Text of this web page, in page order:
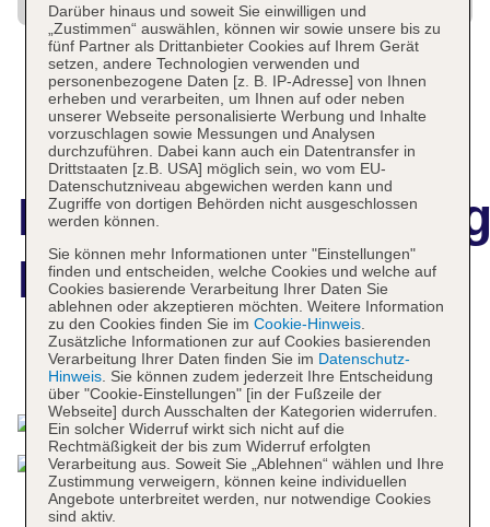
Hotel Tghat
Das bietet Ihre Unterkunft
Darüber hinaus und soweit Sie einwilligen und
„Zustimmen“ auswählen, können wir sowie unsere bis zu
fünf Partner als Drittanbieter Cookies auf Ihrem Gerät
setzen, andere Technologien verwenden und
personenbezogene Daten [z. B. IP-Adresse] von Ihnen
erheben und verarbeiten, um Ihnen auf oder neben
unserer Webseite personalisierte Werbung und Inhalte
vorzuschlagen sowie Messungen und Analysen
durchzuführen. Dabei kann auch ein Datentransfer in
Drittstaaten [z.B. USA] möglich sein, wo vom EU-
Datenschutzniveau abgewichen werden kann und
Zugriffe von dortigen Behörden nicht ausgeschlossen
werden können.
Sie können mehr Informationen unter "Einstellungen"
finden und entscheiden, welche Cookies und welche auf
Cookies basierende Verarbeitung Ihrer Daten Sie
ablehnen oder akzeptieren möchten. Weitere Information
zu den Cookies finden Sie im Cookie-Hinweis.
Zusätzliche Informationen zur auf Cookies basierenden
Verarbeitung Ihrer Daten finden Sie im Datenschutz-
Hinweis. Sie können zudem jederzeit Ihre Entscheidung
über "Cookie-Einstellungen" [in der Fußzeile der
Webseite] durch Ausschalten der Kategorien widerrufen.
Ein solcher Widerruf wirkt sich nicht auf die
Rechtmäßigkeit der bis zum Widerruf erfolgten
Verarbeitung aus. Soweit Sie „Ablehnen“ wählen und Ihre
Zustimmung verweigern, können keine individuellen
Angebote unterbreitet werden, nur notwendige Cookies
sind aktiv.